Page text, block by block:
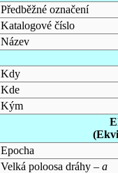
Předběžné označení
Katalogové číslo
Název
Kdy
Kde
Kým
Epocha
Velká poloosa dráhy – a